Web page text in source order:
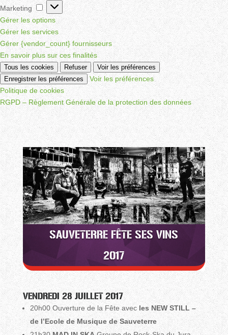
Marketing
Marketing
Gérer les options
Gérer les services
Gérer {vendor_count} fournisseurs
En savoir plus sur ces finalités
Tous les cookies Refuser
Voir les préférences
Enregistrer les préférences
Voir les préférences
Politique de cookies
RGPD – Règlement Générale de la protection des données
SAUVETERRE FÊTE SES VINS
2017
VENDREDI 28 JUILLET 2017
20h00 Ouverture de la Fête avecles NEW STILL –
de l’Ecole de Musique de Sauveterre